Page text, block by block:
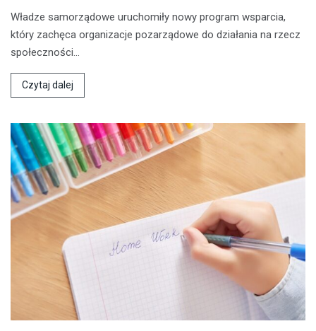
Władze samorządowe uruchomiły nowy program wsparcia,
który zachęca organizacje pozarządowe do działania na rzecz
społeczności…
Czytaj dalej